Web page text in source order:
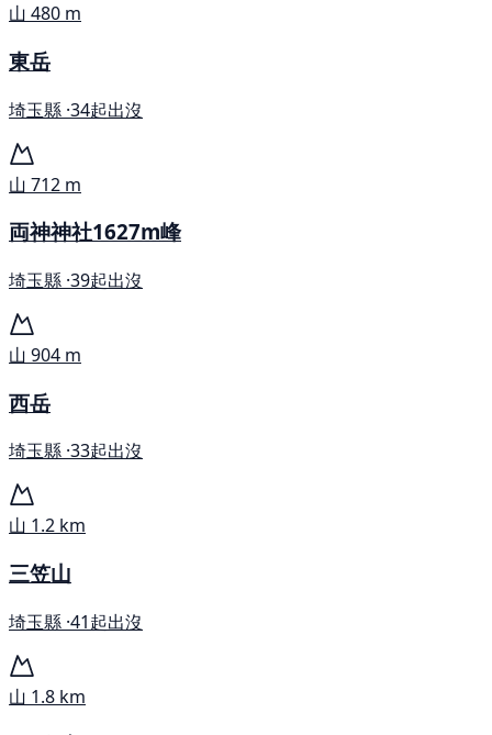
山 480 m
東岳
埼玉縣 ·34起出沒
山 712 m
両神神社1627m峰
埼玉縣 ·39起出沒
山 904 m
西岳
埼玉縣 ·33起出沒
山 1.2 km
三笠山
埼玉縣 ·41起出沒
山 1.8 km